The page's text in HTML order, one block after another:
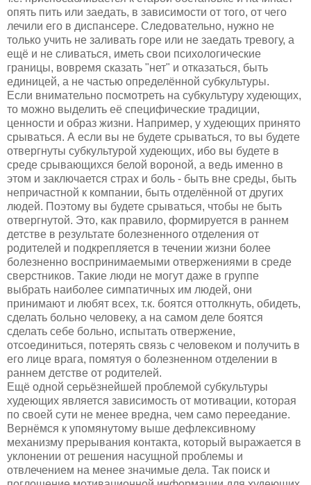
опять пить или заедать, в зависимости от того, от чего
лечили его в диспансере. Следовательно, нужно не
только учить не заливать горе или не заедать тревогу, а
ещё и не сливаться, иметь свои психологические
границы, вовремя сказать "нет" и отказаться, быть
единицей, а не частью определённой субкультуры.
Если внимательно посмотреть на субкультуру худеющих,
то можно выделить её специфические традиции,
ценности и образ жизни. Например, у худеющих принято
срываться. А если вы не будете срываться, то вы будете
отвергнуты субкультурой худеющих, ибо вы будете в
среде срывающихся белой вороной, а ведь именно в
этом и заключается страх и боль - быть вне среды, быть
непричастной к компании, быть отделённой от других
людей. Поэтому вы будете срываться, чтобы не быть
отвергнутой. Это, как правило, формируется в раннем
детстве в результате болезненного отделения от
родителей и подкрепляется в течении жизни более
болезненно воспринимаемыми отвержениями в среде
сверстников. Такие люди не могут даже в группе
выбрать наиболее симпатичных им людей, они
принимают и любят всех, т.к. боятся оттолкнуть, обидеть,
сделать больно человеку, а на самом деле боятся
сделать себе больно, испытать отвержение,
отсоединиться, потерять связь с человеком и получить в
его лице врага, помятуя о болезненном отделении в
раннем детстве от родителей.
Ещё одной серьёзнейшей проблемой субкультуры
худеющих является зависимость от мотивации, которая
по своей сути не менее вредна, чем само переедание.
Вернёмся к упомянутому выше дефлексивному
механизму прерывания контакта, который выражается в
уклонении от решения насущной проблемы и
отвлечением на менее значимые дела. Так поиск и